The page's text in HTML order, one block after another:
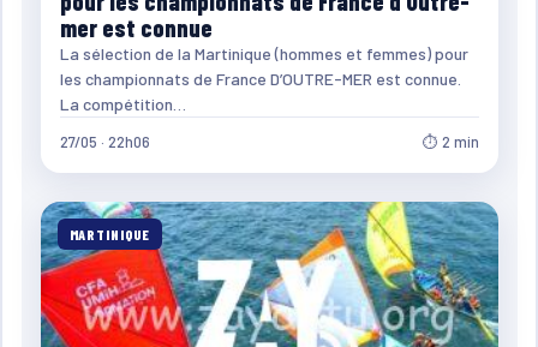
mer est connue
La sélection de la Martinique (hommes et femmes) pour
les championnats de France D’OUTRE-MER est connue.
La compétition…
27/05 · 22h06 ⏱ 2 min
MARTINIQUE